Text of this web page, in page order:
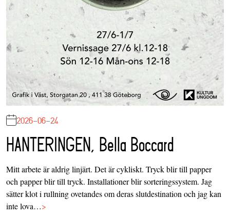
2026-06-24
HANTERINGEN, Bella Boccard
Mitt arbete är aldrig linjärt. Det är cykliskt. Tryck blir till papper
och papper blir till tryck. Installationer blir sorteringssystem. Jag
sätter klot i rullning ovetandes om deras slutdestination och jag kan
inte lova…>